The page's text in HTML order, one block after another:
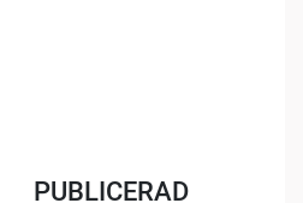
PUBLICERAD